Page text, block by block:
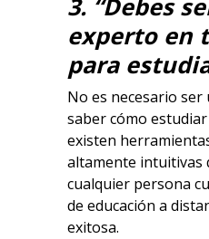
3. “Debes
experto en
para
No es necesario
saber cómo
existen
altamente intuitivas
cualquier persona
de educación a
exitosa.